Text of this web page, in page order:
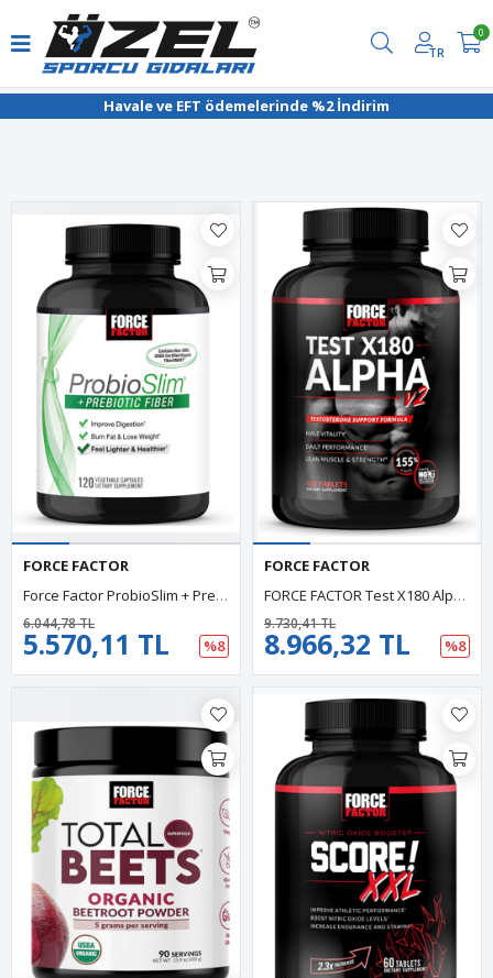
Havale ve EFT ödemelerinde %2 İndirim
TR
0
Filtrele
FORCE FACTOR
Force Factor ProbioSlim + Prebiotic Fiber 120 Capsules. Usa Version.42.
5.570,11 TL
6.044,78 TL
%8
FORCE FACTOR
FORCE FACTOR Test X180 Alpha V2 , 120 Tablet. Made In Usa.52.
8.966,32 TL
9.730,41 TL
%8